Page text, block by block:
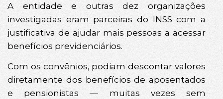
A entidade e outras dez organizações
investigadas eram parceiras do INSS com a
justificativa de ajudar mais pessoas a acessar
benefícios previdenciários.
Com os convênios, podiam descontar valores
diretamente dos benefícios de aposentados
e pensionistas — muitas vezes sem